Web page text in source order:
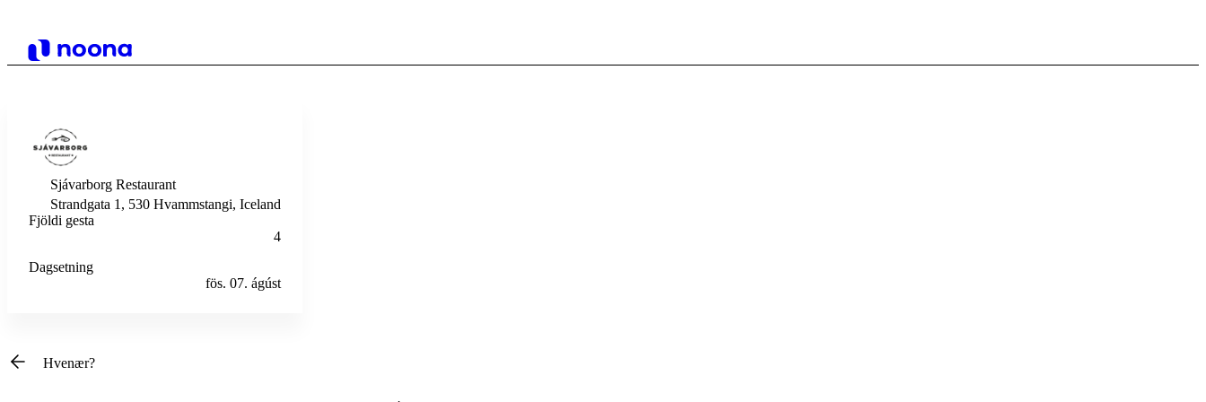
Sjávarborg Restaurant
Strandgata 1, 530 Hvammstangi, Iceland
Fjöldi gesta
4
Dagsetning
fös. 07. ágúst
Hvenær?